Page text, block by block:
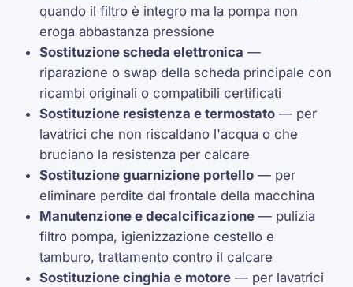
quando il filtro è integro ma la pompa non
eroga abbastanza pressione
Sostituzione scheda elettronica —
riparazione o swap della scheda principale con
ricambi originali o compatibili certificati
Sostituzione resistenza e termostato — per
lavatrici che non riscaldano l'acqua o che
bruciano la resistenza per calcare
Sostituzione guarnizione portello — per
eliminare perdite dal frontale della macchina
Manutenzione e decalcificazione — pulizia
filtro pompa, igienizzazione cestello e
tamburo, trattamento contro il calcare
Sostituzione cinghia e motore — per lavatrici